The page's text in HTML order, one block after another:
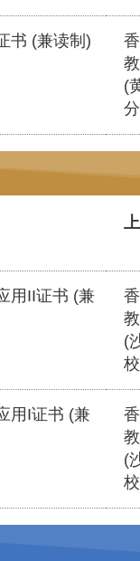
书 (兼读制)
(
用II证书 (兼
(
用I证书 (兼
(